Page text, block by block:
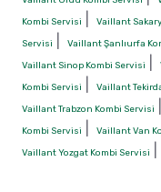
Kombi Servisi
Vaillant
Servisi
Vaillant Şanlıurfa
Vaillant Sinop Kombi Servisi
Kombi Servisi
Vaillant
Vaillant Trabzon Kombi Servisi
Kombi Servisi
Vaillant Van
Vaillant Yozgat Kombi Servisi